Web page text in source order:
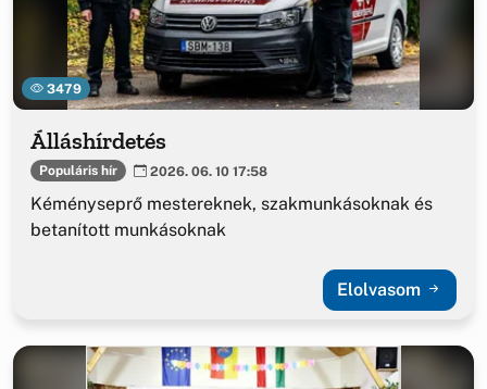
3479
Álláshírdetés
Populáris hír 2026. 06. 10 17:58
Kéményseprő mestereknek, szakmunkásoknak és
betanított munkásoknak
Elolvasom